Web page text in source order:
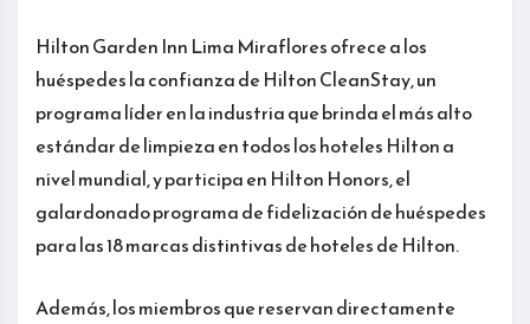
Hilton Garden Inn Lima Miraflores ofrece a los
huéspedes la confianza de Hilton CleanStay, un
programa líder en la industria que brinda el más alto
estándar de limpieza en todos los hoteles Hilton a
nivel mundial, y participa en Hilton Honors, el
galardonado programa de fidelización de huéspedes
para las 18 marcas distintivas de hoteles de Hilton.
Además, los miembros que reservan directamente